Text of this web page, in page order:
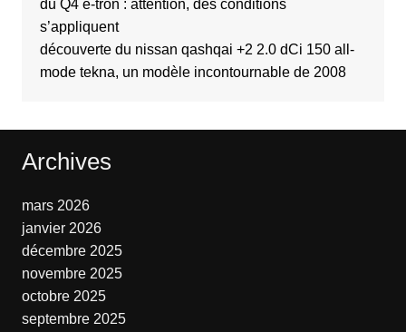
du Q4 e-tron : attention, des conditions
s’appliquent
découverte du nissan qashqai +2 2.0 dCi 150 all-
mode tekna, un modèle incontournable de 2008
Archives
mars 2026
janvier 2026
décembre 2025
novembre 2025
octobre 2025
septembre 2025